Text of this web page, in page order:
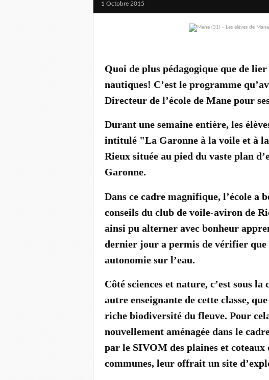
1 Octobre 2015
Quoi de plus pédagogique que de
nautiques! C’est le programme
Directeur de l’école de Mane pour
Durant une semaine entière, les
intitulé "La Garonne à la voile et à
Rieux située au pied du vaste plan
Garonne.
Dans ce cadre magnifique, l’école a
conseils du club de voile-aviron de
ainsi pu alterner avec bonheur
dernier jour a permis de vérifier que
autonomie sur l’eau.
Côté sciences et nature, c’est sous
autre enseignante de cette classe,
riche biodiversité du fleuve. Pour
nouvellement aménagée dans le
par le SIVOM des plaines et coteaux
communes, leur offrait un site